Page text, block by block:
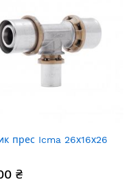
прес Icma 26х16х26
₴